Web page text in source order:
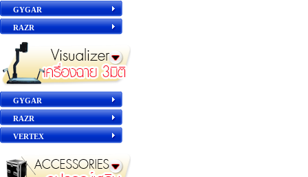
GYGAR
RAZR
GYGAR
RAZR
VERTEX